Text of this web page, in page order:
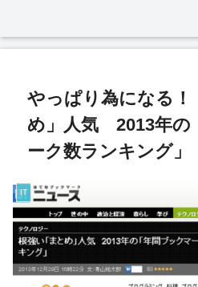
やっぱり為になる
め」人気 2013年の
ーク数ランキング」
IT